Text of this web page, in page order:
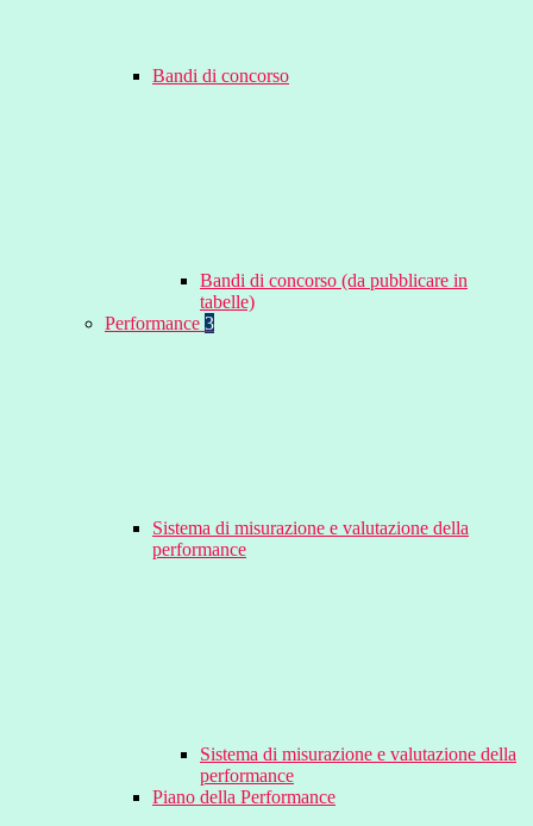
Bandi di concorso
Bandi di concorso (da pubblicare in
tabelle)
Performance 3
Sistema di misurazione e valutazione della
performance
Sistema di misurazione e valutazione della
performance
Piano della Performance